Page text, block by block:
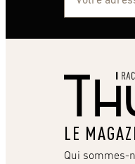
LE
Qui sommes-